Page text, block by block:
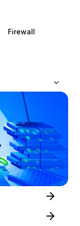
Firewall